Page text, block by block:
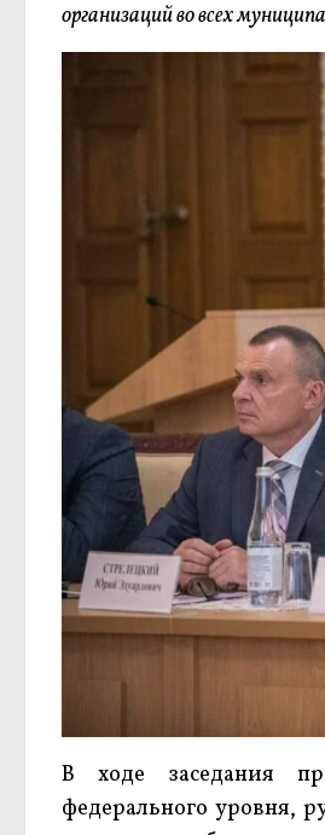
организаций во всех
В ходе заседания
федерального уровня,